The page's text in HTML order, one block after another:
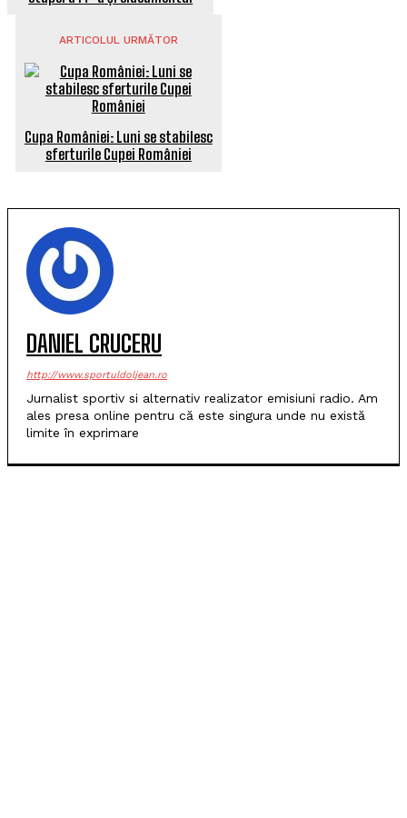
ARTICOLUL URMĂTOR
Cupa României: Luni se stabilesc
sferturile Cupei României
DANIEL CRUCERU
http://www.sportuldoljean.ro
Jurnalist sportiv si alternativ realizator emisiuni radio. Am
ales presa online pentru că este singura unde nu există
limite în exprimare